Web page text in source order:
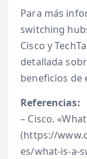
Para más
switching
Cisco y
detallada
beneficios de
Referencias:
– Cisco.
(https://
es/what-is-a-